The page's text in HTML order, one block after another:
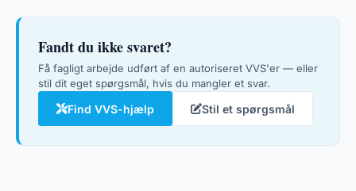
Fandt du ikke svaret?
Få fagligt arbejde udført af en autoriseret VVS'er — eller
stil dit eget spørgsmål, hvis du mangler et svar.
Find VVS-hjælp Stil et spørgsmål